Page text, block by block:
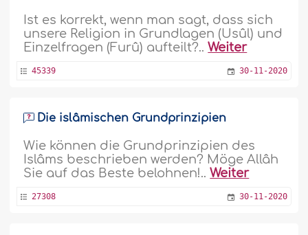
Ist es korrekt, wenn man sagt, dass sich
unsere Religion in Grundlagen (Usûl) und
Einzelfragen (Furû) aufteilt?..Weiter
45339 30-11-2020
Die islâmischen Grundprinzipien
Wie können die Grundprinzipien des
Islâms beschrieben werden? Möge Allâh
Sie auf das Beste belohnen!..Weiter
27308 30-11-2020